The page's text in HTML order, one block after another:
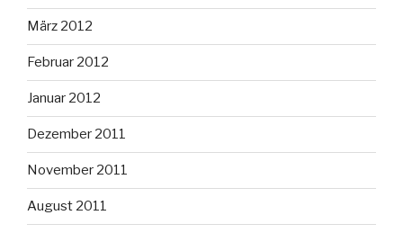
März 2012
Februar 2012
Januar 2012
Dezember 2011
November 2011
August 2011